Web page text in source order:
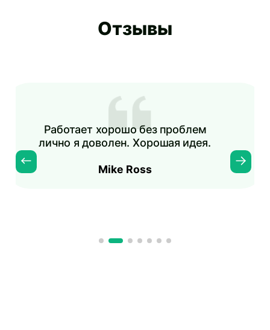
Отзывы
Отлично всё работает, я доволен
сервисом.
Erkin Norov